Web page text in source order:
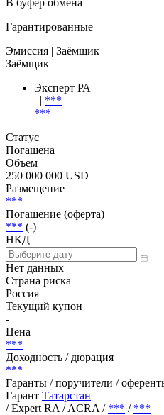
Гарантированные
Эмиссия | Заёмщик
Заёмщик
Эксперт РА
| ***
***
Статус
Погашена
Объем
250 000 000 USD
Размещение
***
Погашение (оферта)
*** (-)
НКД
Нет данных
Страна риска
Россия
Текущий купон
-
Цена
***
Доходность / дюрация
***
Гаранты / поручители /
Гарант Татарстан
/ Expert RA / ACRA / *** / ***